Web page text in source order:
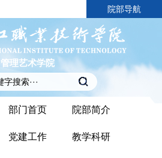
院部导航
管理艺术学院
部门首页 院部简介
党建工作 教学科研